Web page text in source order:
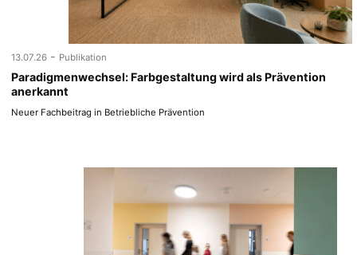
13.07.26 - Publikation
Paradigmenwechsel: Farbgestaltung wird als Prävention
anerkannt
Neuer Fachbeitrag in Betriebliche Prävention